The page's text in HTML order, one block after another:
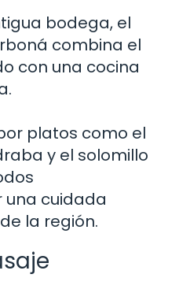
bodega, el
combina el
con una cocina
platos como el
y el solomillo
cuidada
la región.